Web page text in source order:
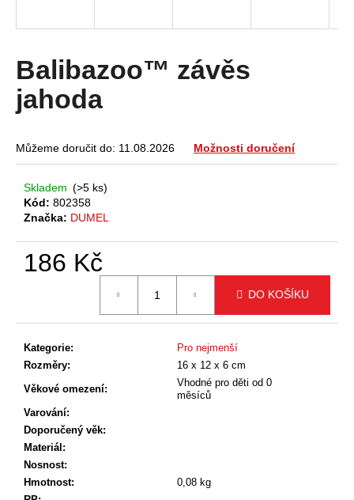
Balibazoo™ závěs
jahoda
Můžeme doručit do: 11.08.2026 Možnosti doručení
Skladem (>5 ks)
Kód: 802358
Značka: DUMEL
186 Kč
DO KOŠÍKU
Kategorie:
Pro nejmenší
Rozměry:
16 x 12 x 6 cm
Věkové omezení:
Vhodné pro děti od 0
měsíců
Varování:
Doporučený věk:
Materiál:
Nosnost:
Hmotnost:
0,08 kg
í
t
?
HLEDAT
D
r
u
č
u
e
m
e